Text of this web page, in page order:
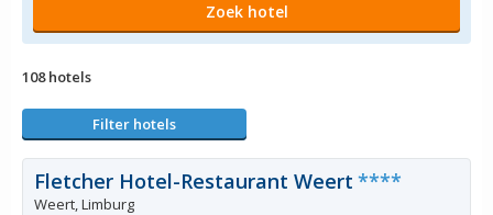
108 hotels
Filter hotels
Fletcher Hotel-Restaurant Weert ****
Weert, Limburg